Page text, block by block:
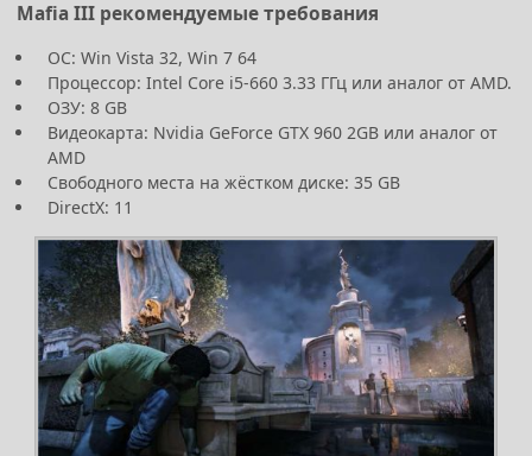
Mafia III рекомендуемые требования
ОС: Win Vista 32, Win 7 64
Процессор: Intel Core i5-660 3.33 ГГц или аналог от AMD.
ОЗУ: 8 GB
Видеокарта: Nvidia GeForce GTX 960 2GB или аналог от
AMD
Свободного места на жёстком диске: 35 GB
DirectX: 11